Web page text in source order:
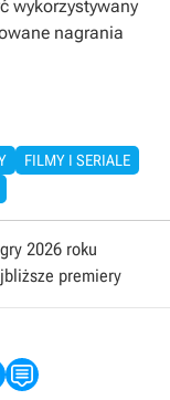
wykorzystywany
nagrania
FILMY I SERIALE
2026 roku
premiery